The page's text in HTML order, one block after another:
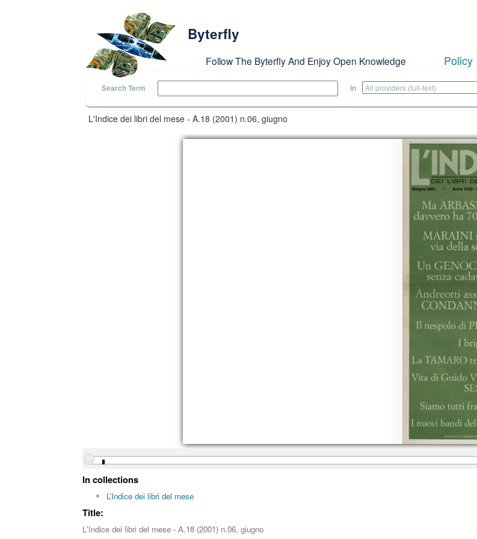
Byterfly
Follow The Byterfly And Enjoy Open Knowledge Policy
Search Term in
L'Indice dei libri del mese - A.18 (2001) n.06, giugno
In collections
L’Indice dei libri del mese
Title:
L'Indice dei libri del mese - A.18 (2001) n.06, giugno